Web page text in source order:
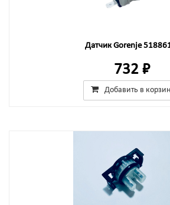
Датчик Gorenje
732 ₽
Добавить в